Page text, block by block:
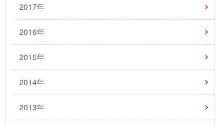
2017年
2016年
2015年
2014年
2013年